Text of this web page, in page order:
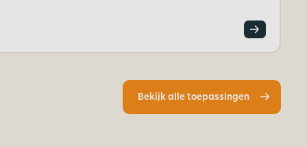
Bekijk alle toepassingen